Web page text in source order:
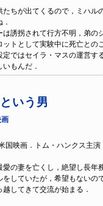
ちが出てくるので，ミハル
誘拐されて行方不明，弟の
ットとして実験中に死亡との
ではセイラ・マスの運営す
もんだ．
いう男
国映画．トム・ハンクス主演
の妻を亡くし，絶望し長年
をしていたが，希望もないの
してきて交流が始まる．